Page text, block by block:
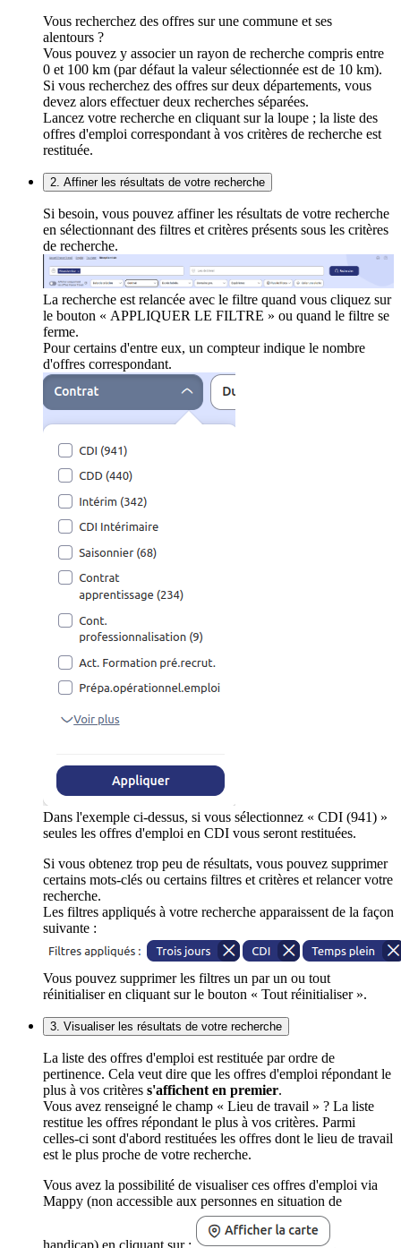
Vous recherchez des offres sur une commune et ses
alentours ?
Vous pouvez y associer un rayon de recherche compris entre
0 et 100 km (par défaut la valeur sélectionnée est de 10 km).
Si vous recherchez des offres sur deux départements, vous
devez alors effectuer deux recherches séparées.
Lancez votre recherche en cliquant sur la loupe ; la liste des
offres d'emploi correspondant à vos critères de recherche est
restituée.
2. Affiner les résultats de votre recherche
Si besoin, vous pouvez affiner les résultats de votre recherche
en sélectionnant des filtres et critères présents sous les critères
de recherche.
La recherche est relancée avec le filtre quand vous cliquez sur
le bouton « APPLIQUER LE FILTRE » ou quand le filtre se
ferme.
Pour certains d'entre eux, un compteur indique le nombre
d'offres correspondant.
Dans l'exemple ci-dessus, si vous sélectionnez « CDI (941) »
seules les offres d'emploi en CDI vous seront restituées.
Si vous obtenez trop peu de résultats, vous pouvez supprimer
certains mots-clés ou certains filtres et critères et relancer votre
recherche.
Les filtres appliqués à votre recherche apparaissent de la façon
suivante :
Vous pouvez supprimer les filtres un par un ou tout
réinitialiser en cliquant sur le bouton « Tout réinitialiser ».
3. Visualiser les résultats de votre recherche
La liste des offres d'emploi est restituée par ordre de
pertinence. Cela veut dire que les offres d'emploi répondant le
plus à vos critères s'affichent en premier.
Vous avez renseigné le champ « Lieu de travail » ? La liste
restitue les offres répondant le plus à vos critères. Parmi
celles-ci sont d'abord restituées les offres dont le lieu de travail
est le plus proche de votre recherche.
Vous avez la possibilité de visualiser ces offres d'emploi via
Mappy (non accessible aux personnes en situation de
handicap) en cliquant sur :
.